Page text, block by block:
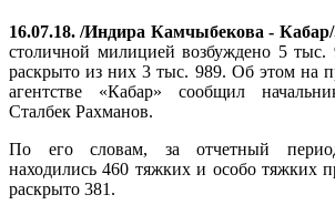
16.07.18. /Индира Камчыбекова -
столичной милицией возбуждено 5 тыс.
раскрыто из них 3 тыс. 989. Об этом на
агентстве «Кабар» сообщил
Сталбек Рахманов.
По его словам, за отчетный
находились 460 тяжких и особо тяжких
раскрыто 381.